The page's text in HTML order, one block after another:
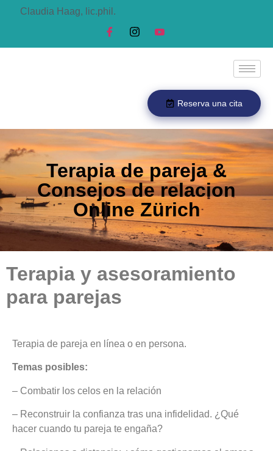
Claudia Haag, lic.phil.
Reserva una cita
Terapia de pareja &
Consejos de relacion
Online Zürich
Terapia y asesoramiento
para parejas
Terapia de pareja en línea o en persona.
Temas posibles:
– Combatir los celos en la relación
– Reconstruir la confianza tras una infidelidad. ¿Qué
hacer cuando tu pareja te engaña?